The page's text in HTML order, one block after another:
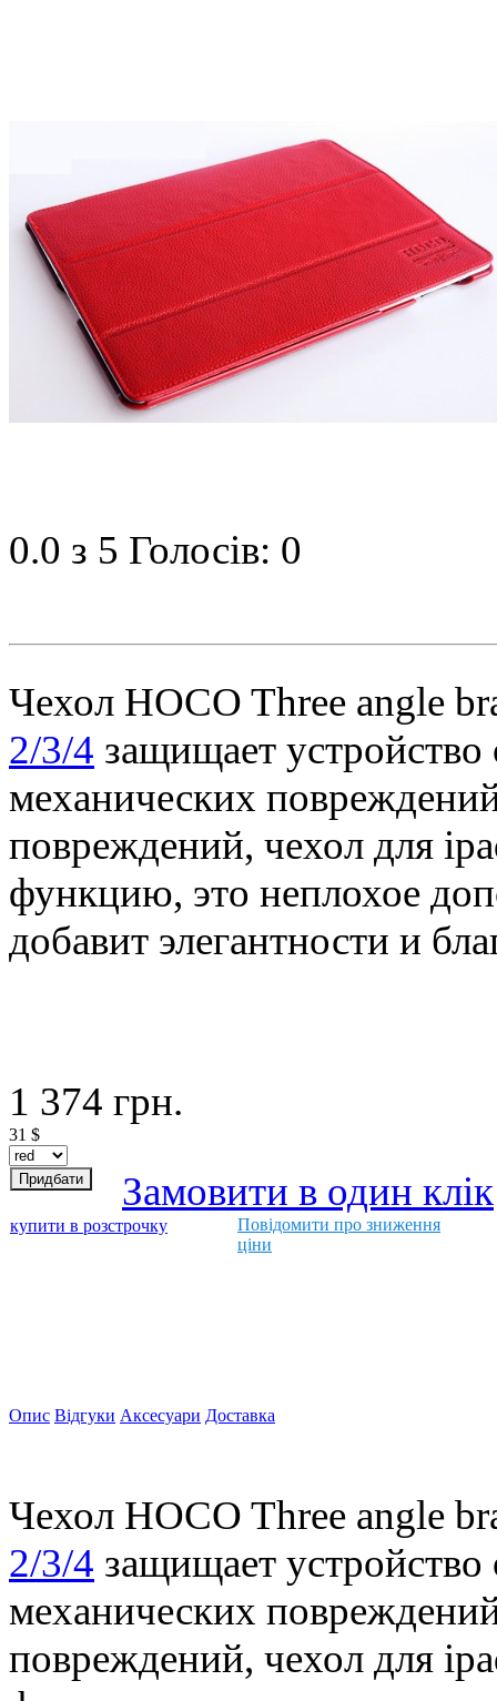
0.0 з 5 Голосів: 0
Чехол HOCO Three angle
2/3/4 защищает устройство
механических
повреждений, чехол для
функцию, это неплохое
добавит элегантности и
1 374 грн.
31 $
Замовити в один клік
купити в розстрочку
Повідомити про зниження
ціни
Опис Відгуки Аксесуари Доставка
Чехол HOCO Three angle
2/3/4 защищает устройство
механических
повреждений, чехол для